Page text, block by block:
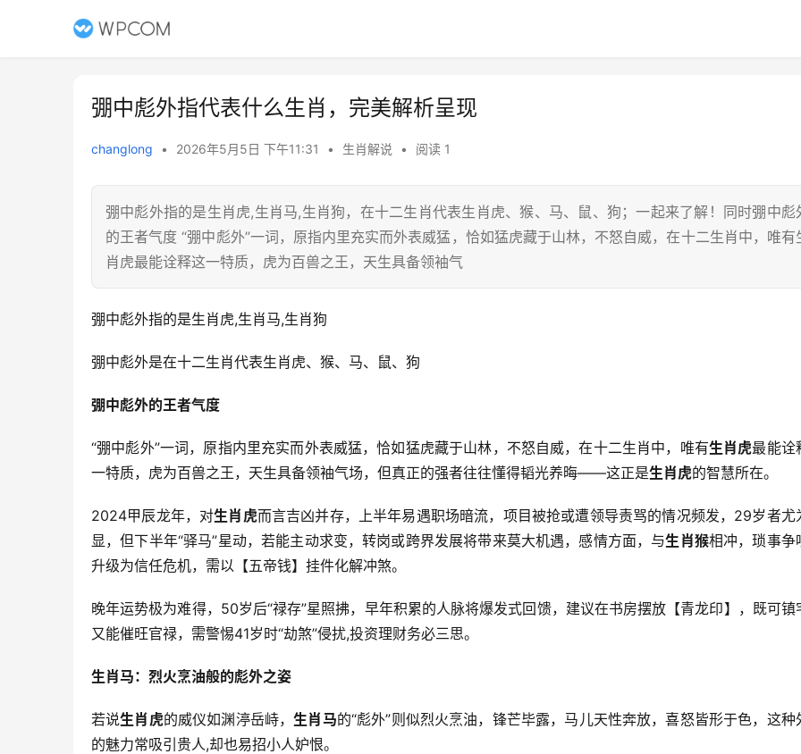
弸中彪外指代表什么生肖，完美解析呈现
changlong • 2026年5月5日 下午11:31 • 生肖解说 • 阅读 1
弸中彪外指的是生肖虎,生肖马,生肖狗，在十二生肖代表生肖虎、猴、马、鼠、狗；一起来了解！同时弸中彪
的王者气度 “弸中彪外”一词，原指内里充实而外表威猛，恰如猛虎藏于山林，不怒自威，在十二生肖中，唯有
肖虎最能诠释这一特质，虎为百兽之王，天生具备领袖气
弸中彪外指的是生肖虎,生肖马,生肖狗
弸中彪外是在十二生肖代表生肖虎、猴、马、鼠、狗
弸中彪外的王者气度
“弸中彪外”一词，原指内里充实而外表威猛，恰如猛虎藏于山林，不怒自威，在十二生肖中，唯有生肖虎最能诠
一特质，虎为百兽之王，天生具备领袖气场，但真正的强者往往懂得韬光养晦——这正是生肖虎的智慧所在。
2024甲辰龙年，对生肖虎而言吉凶并存，上半年易遇职场暗流，项目被抢或遭领导责骂的情况频发，29岁者尤
显，但下半年“驿马”星动，若能主动求变，转岗或跨界发展将带来莫大机遇，感情方面，与生肖猴相冲，琐事争
升级为信任危机，需以【五帝钱】挂件化解冲煞。
晚年运势极为难得，50岁后“禄存”星照拂，早年积累的人脉将爆发式回馈，建议在书房摆放【青龙印】，既可镇
又能催旺官禄，需警惕41岁时“劫煞”侵扰,投资理财务必三思。
生肖马：烈火烹油般的彪外之姿
若说生肖虎的威仪如渊渟岳峙，生肖马的“彪外”则似烈火烹油，锋芒毕露，马儿天性奔放，喜怒皆形于色，这种
的魅力常吸引贵人,却也易招小人妒恨。